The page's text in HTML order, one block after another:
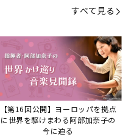
すべて見る
【第16回公開】ヨーロッパを拠点
に世界を駆けまわる阿部加奈子の
今に迫る